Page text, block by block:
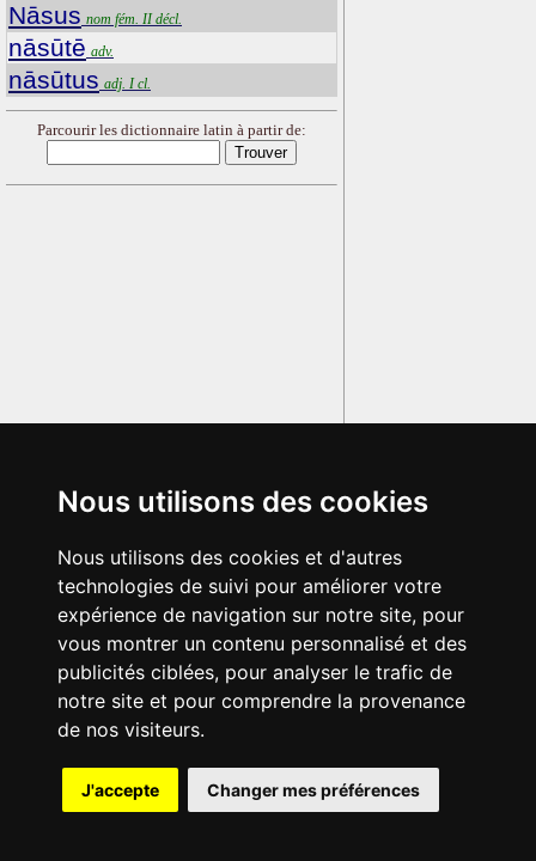
Nous utilisons des cookies
Nous utilisons des cookies et d'autres
technologies de suivi pour améliorer votre
expérience de navigation sur notre site, pour
vous montrer un contenu personnalisé et des
publicités ciblées, pour analyser le trafic de
notre site et pour comprendre la provenance
de nos visiteurs.
J'accepte Changer mes préférences
Nāsus nom fém. II décl.
nāsūtē adv.
nāsūtus adj. I cl.
Parcourir les dictionnaire latin à partir de:
{{ID:NASICA200}} ---CACHE---
© 2003-2029 - Tous droits réservés - Olivetti Media Communication